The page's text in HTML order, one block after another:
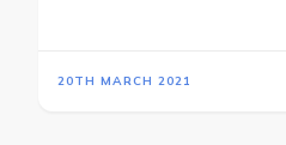
20TH MARCH 2021